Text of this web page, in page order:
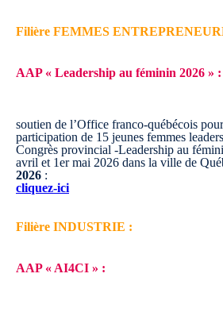
Filière FEMMES
AAP « Leadership au féminin 2026 » :
soutien de l’Office franco-québécois
participation de 15 jeunes femmes
Congrès provincial -Leadership au
avril et 1er mai 2026 dans la ville de
2026 :
cliquez-ici
Filière INDUSTRIE :
AAP « AI4CI » :